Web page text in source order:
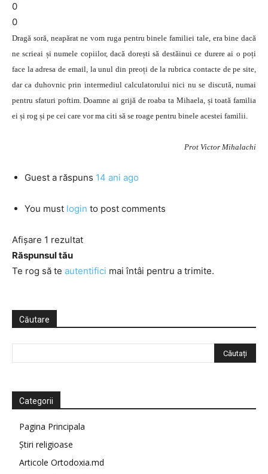
0
0
Dragă soră, neapărat ne vom ruga pentru binele familiei tale, era bine dacă
ne scrieai și numele copiilor, dacă dorești să destăinui ce durere ai o poți
face la adresa de email, la unul din preoți de la rubrica contacte de pe site,
dar ca duhovnic prin intermediul calculatorului nici nu se discută, numai
pentru sfaturi poftim. Doamne ai grijă de roaba ta Mihaela, și toată familia
ei și rog și pe cei care vor ma citi să se roage pentru binele acestei familii.
Prot Victor Mihalachi
Guest a răspuns 14 ani ago
You must login to post comments
Afișare 1 rezultat
Răspunsul tău
Te rog să te autentifici mai întâi pentru a trimite.
Căutare
Categorii
Pagina Principala
Știri religioase
Articole Ortodoxia.md